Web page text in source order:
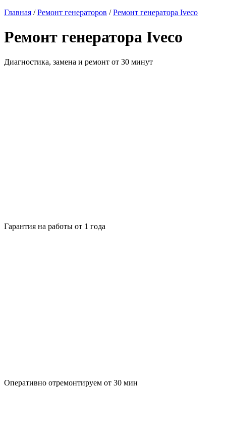
Главная /Ремонт генераторов /Ремонт генератора Iveco
Ремонт генератора Iveco
Диагностика, замена и ремонт от 30 минут
Гарантия на работы от 1 года
Оперативно отремонтируем от 30 мин